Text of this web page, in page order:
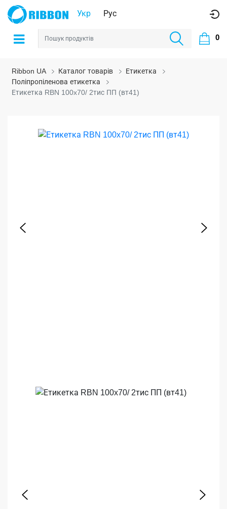
Укр Рус
0
Ribbon UA Каталог товарів
Етикетка
Поліпропіленова етикетка
Етикетка RBN 100x70/ 2тис ПП (вт41)